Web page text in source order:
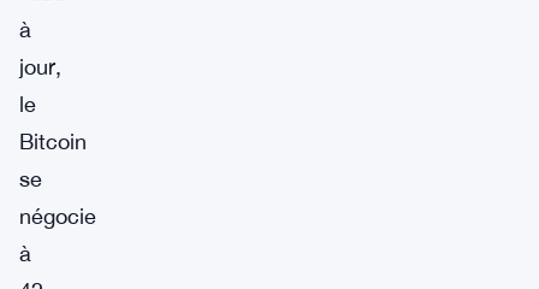
à
jour,
le
Bitcoin
se
négocie
à